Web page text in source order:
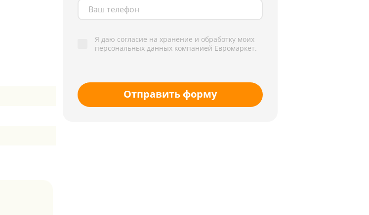
Я даю согласие на хранение и обработку моих
персональных данных компанией Евромаркет.
Отправить форму